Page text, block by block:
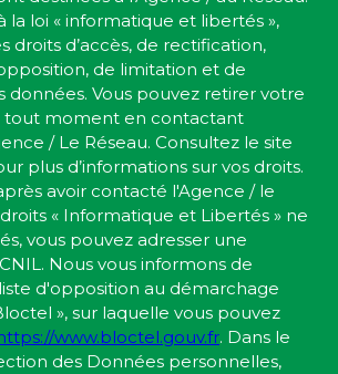
loi « informatique et libertés »,
droits d’accès, de rectification,
de limitation et de
données. Vous pouvez retirer votre
tout moment en contactant
/ Le Réseau. Consultez le site
plus d’informations sur vos droits.
avoir contacté l'Agence / le
« Informatique et Libertés » ne
vous pouvez adresser une
Nous vous informons de
d'opposition au démarchage
», sur laquelle vous pouvez
www.bloctel.gouv.fr. Dans le
des Données personnelles,